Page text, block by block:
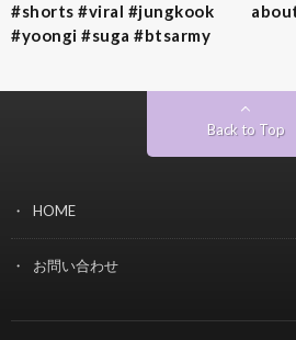
#shorts #viral #jungkook
#yoongi #suga #btsarmy
Back to Top
HOME
お問い合わせ